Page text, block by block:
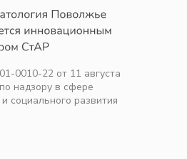
0010-22 от 11 августа
надзору в сфере
социального развития